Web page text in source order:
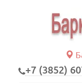
+7 (3852)